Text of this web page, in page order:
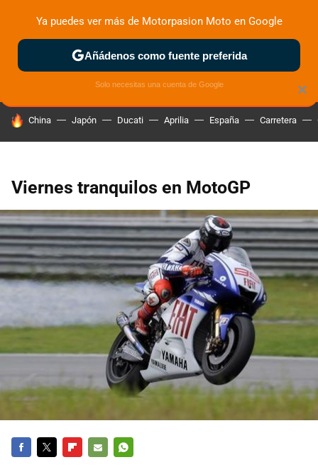
ZONA DE PRUEBAS DEPORTIVAS MOTOS ELÉCTRICAS
HOY SE HABLA DE
China Japón Ducati Aprilia España Carretera
Viernes tranquilos en MotoGP
×
Ya puedes ver más de Motorpasion Moto en Google
Añádenos como fuente preferida
Solo necesitas una cuenta de Google